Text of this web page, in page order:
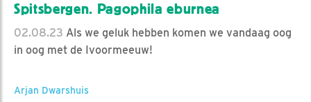
Spitsbergen. Pagophila eburnea
02.08.23 Als we geluk hebben komen we vandaag oog
in oog met de Ivoormeeuw!
Arjan Dwarshuis